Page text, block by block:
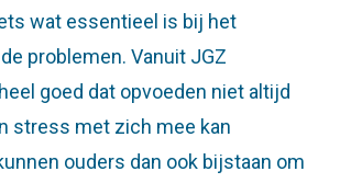
wat essentieel is bij het
problemen. Vanuit JGZ
goed dat opvoeden niet altijd
stress met zich mee kan
ouders dan ook bijstaan om